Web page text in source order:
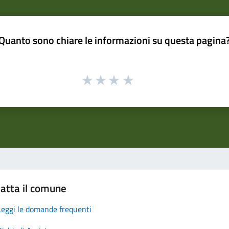
sono chiare le informazioni su questa
il comune
le domande frequenti